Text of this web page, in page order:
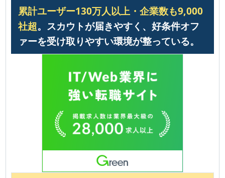
累計ユーザー130万人以上・企業数も9,000
社超。スカウトが届きやすく、好条件オフ
ァーを受け取りやすい環境が整っている。